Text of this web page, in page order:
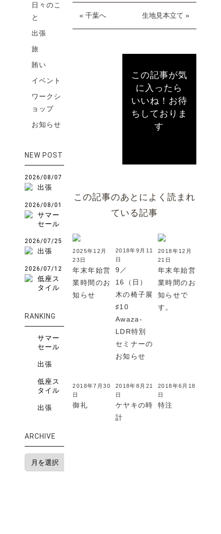
« 千葉へ 生地見本立て »
この記事が気
に入ったら
いいね！お待
ちしておりま
す
この記事のあとによく読まれ
ている記事
2025年12月
23日
年末年始営
業時間のお
知らせ
2018年9月11
日
9／
16（日）
木の椅子展
♯10
Awaza-
LDR特別
セミナーの
お知らせ
2018年12月
21日
年末年始営
業時間のお
知らせで
す。
2018年7月30
日
御礼
2018年8月21
日
ケヤキの時
計
2018年6月18
日
特注
日々のこ
と
出張
旅
賄い
イベント
ワークシ
ョップ
お知らせ
NEW POST
2026/08/07
出張
2026/08/01
サマー
セール
2026/07/25
出張
2026/07/12
低座ス
タイル
RANKING
サマー
セール
出張
低座ス
タイル
出張
ARCHIVE